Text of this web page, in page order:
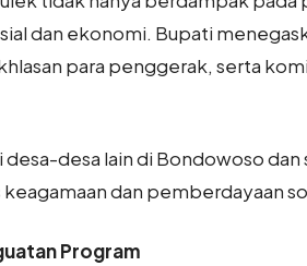
dan ekonomi. Bupati
para penggerak, serta
desa-desa lain di Bondowoso
dan pemberdayaan
Program